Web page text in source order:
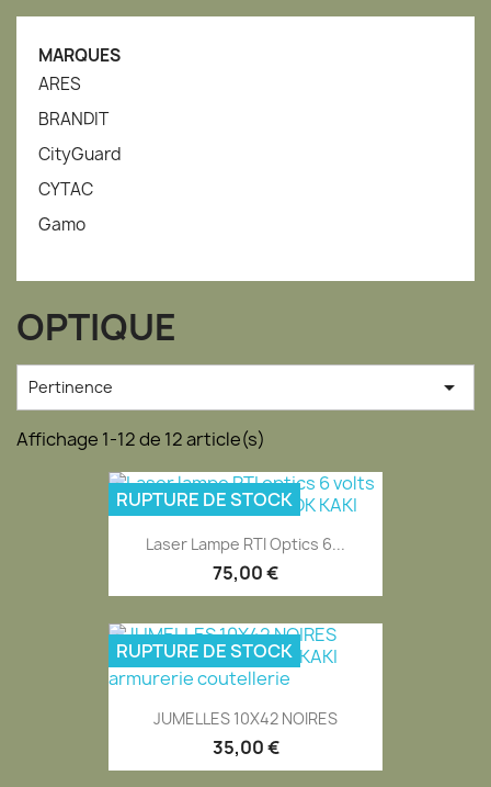
MARQUES
ARES
BRANDIT
CityGuard
CYTAC
Gamo
OPTIQUE
Pertinence 
Affichage 1-12 de 12 article(s)
Laser Lampe RTI Optics 6...
75,00 €
RUPTURE DE STOCK
JUMELLES 10X42 NOIRES
35,00 €
RUPTURE DE STOCK